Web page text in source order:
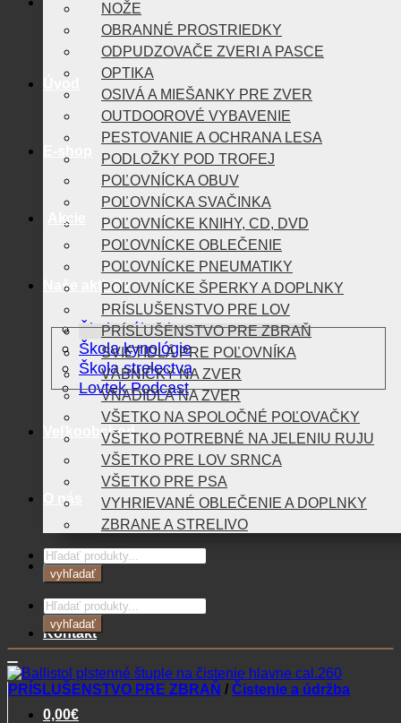
Akcie
Naše aktivity
Škola vábenia
Škola kynológie
Škola strelectva
Lovtek Podcast
Veľkoobchod
O nás
Blog
Kontakt
0,00€
NOŽE
OBRANNÉ PROSTRIEDKY
ODPUDZOVAČE ZVERI A PASCE
OPTIKA
OSIVÁ A MIEŠANKY PRE ZVER
OUTDOOROVÉ VYBAVENIE
PESTOVANIE A OCHRANA LESA
PODLOŽKY POD TROFEJ
POĽOVNÍCKA OBUV
POĽOVNÍCKA SVAČINKA
POĽOVNÍCKE KNIHY, CD, DVD
POĽOVNÍCKE OBLEČENIE
POĽOVNÍCKE PNEUMATIKY
POĽOVNÍCKE ŠPERKY A DOPLNKY
PRÍSLUŠENSTVO PRE LOV
PRÍSLUŠENSTVO PRE ZBRAŇ
SVIETIDLÁ PRE POĽOVNÍKA
VÁBNIČKY NA ZVER
VNADIDLÁ NA ZVER
VŠETKO NA SPOLOČNÉ POĽOVAČKY
VŠETKO POTREBNÉ NA JELENIU RUJU
VŠETKO PRE LOV SRNCA
VŠETKO PRE PSA
VYHRIEVANÉ OBLEČENIE A DOPLNKY
ZBRANE A STRELIVO
Products
search
vyhľadať
Products
search
vyhľadať
PRÍSLUŠENSTVO PRE ZBRAŇ / Čistenie a údržba